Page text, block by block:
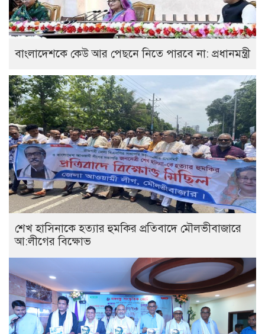
বাংলাদেশকে কেউ আর পেছনে নিতে পারবে না: প্রধানমন্ত্রী
শেখ হাসিনাকে হত্যার হুমকির প্রতিবাদে মৌলভীবাজারে
আ:লীগের বিক্ষোভ